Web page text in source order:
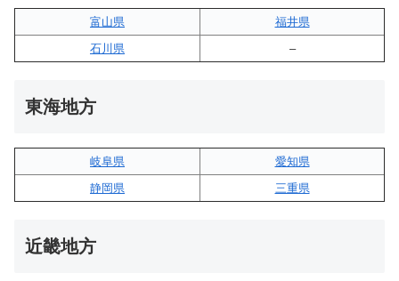
富山県
福井県
石川県
–
東海地方
岐阜県
愛知県
静岡県
三重県
近畿地方